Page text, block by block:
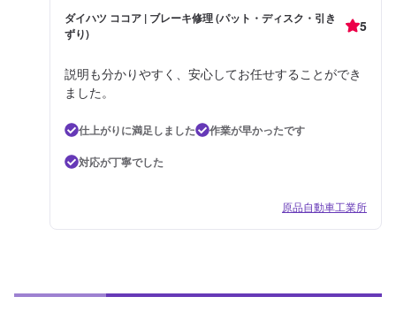
ダイハツ ココア | ブレーキ修理 (パット・ディスク・引き
ずり)
5
説明も分かりやすく、安心してお任せすることができ
ました。
仕上がりに満足しました
作業が早かったです
対応が丁寧でした
原品自動車工業所